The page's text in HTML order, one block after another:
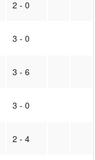
2 - 0
3 - 0
3 - 6
3 - 0
2 - 4